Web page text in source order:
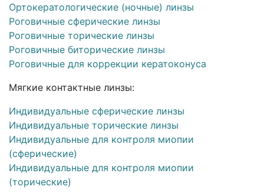
Ортокератологические (ночные) линзы
Роговичные сферические линзы
Роговичные торические линзы
Роговичные биторические линзы
Роговичные для коррекции кератоконуса
Мягкие контактные линзы:
Индивидуальные сферические линзы
Индивидуальные торические линзы
Индивидуальные для контроля миопии
(сферические)
Индивидуальные для контроля миопии
(торические)